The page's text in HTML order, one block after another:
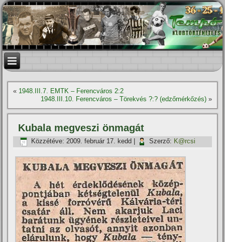
« 1948.III.7. EMTK – Ferencváros 2:2
1948.III.10. Ferencváros – Törekvés ?:? (edzőmérkőzés)»
Kubala megveszi önmagát
Közzétéve: 2009. február 17. kedd Szerző: K@rcsi